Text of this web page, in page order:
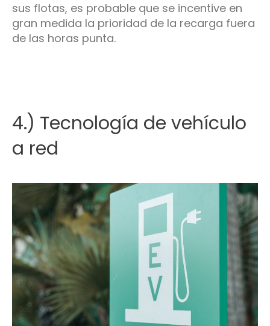
sus flotas, es probable que se incentive en
gran medida la prioridad de la recarga fuera
de las horas punta.
4.) Tecnología de vehículo
a red